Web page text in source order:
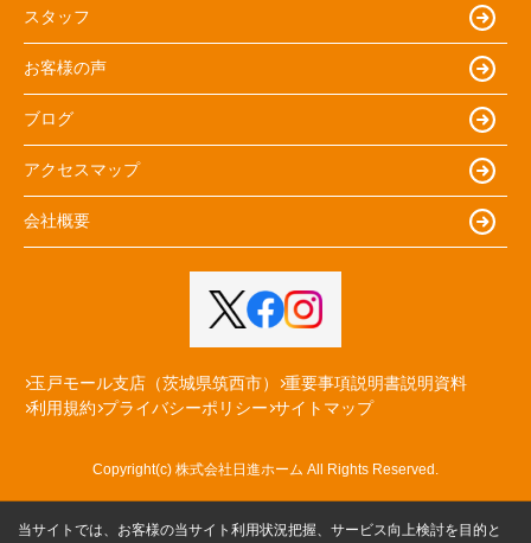
スタッフ
お客様の声
ブログ
アクセスマップ
会社概要
玉戸モール支店（茨城県筑西市）
重要事項説明書説明資料
利用規約 プライバシーポリシー サイトマップ
Copyright(c) 株式会社日進ホーム All Rights Reserved.
当サイトでは、お客様の当サイト利用状況把握、サービス向上検討を目的と